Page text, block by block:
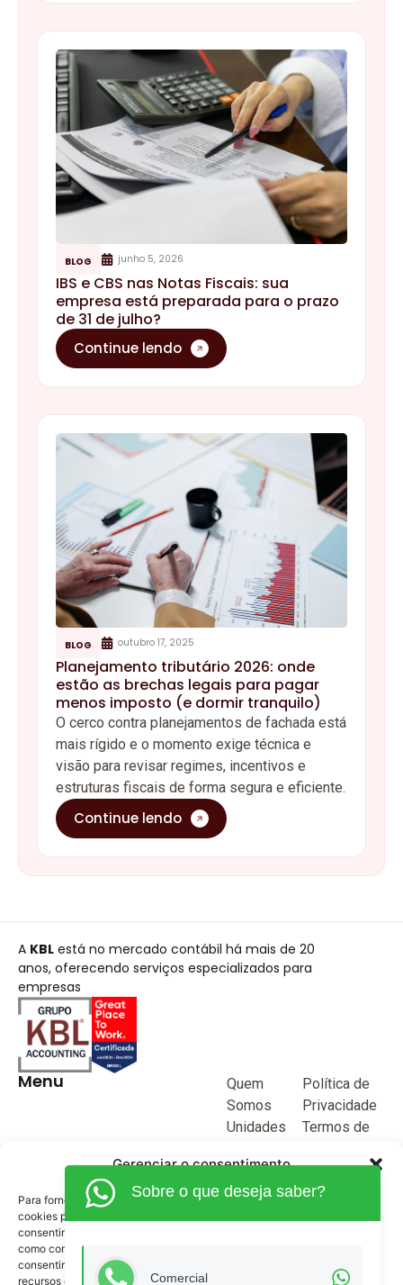
Gerenciar o consentimento
Para fornecer as melhores experiências, usamos tecnologias como
cookies para armazenar e/ou acessar informações do dispositivo. O
consentimento para essas tecnologias nos permitirá processar dados
como comportamento de navegação ou IDs exclusivos neste site. Não
consentir ou retirar o consentimento pode afetar negativamente certos
recursos e funções.
BLOG junho 5, 2026
IBS e CBS nas Notas Fiscais: sua
empresa está preparada para o prazo
de 31 de julho?
Continue lendo
BLOG outubro 17, 2025
Planejamento tributário 2026: onde
estão as brechas legais para pagar
menos imposto (e dormir tranquilo)
O cerco contra planejamentos de fachada está
mais rígido e o momento exige técnica e
visão para revisar regimes, incentivos e
estruturas fiscais de forma segura e eficiente.
Continue lendo
A KBL está no mercado contábil há mais de 20
anos, oferecendo serviços especializados para
empresas
Menu
Quem
Somos
Unidades
Blog
Junte-se a
Política de
Privacidade
Termos de
(62) 3515-1280
Sobre o que deseja saber?
Comercial